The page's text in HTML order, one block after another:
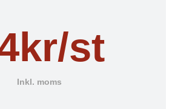
st
Inkl. moms